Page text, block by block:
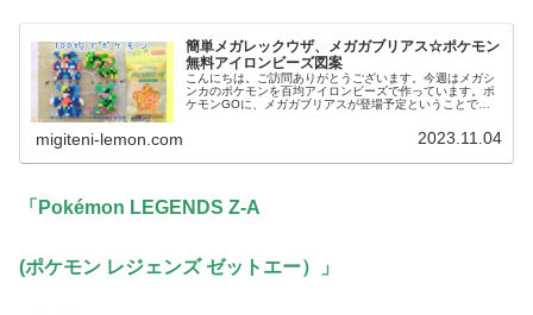
簡単メガレックウザ、メガガブリアス☆ポケモン
無料アイロンビーズ図案
こんにちは。ご訪問ありがとうございます。今週はメガシ
ンカのポケモンを百均アイロンビーズで作っています。ポ
ケモンGOに、メガガブリアスが登場予定ということで、
migiteni-lemon.com 2023.11.04
「Pokémon LEGENDS Z-A
(ポケモン レジェンズ ゼットエー） 」